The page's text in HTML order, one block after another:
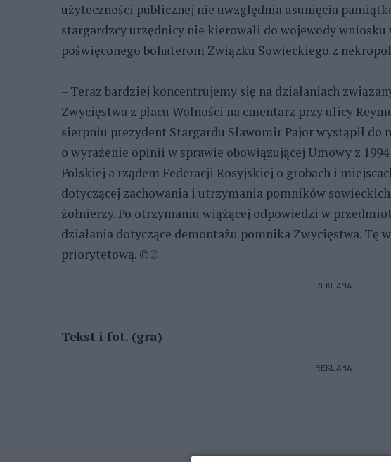
użyteczności publicznej nie uwzględnia usunięcia
stargardzcy urzędnicy nie kierowali do wojewody
poświęconego bohaterom Związku Sowieckiego z
– Teraz bardziej koncentrujemy się na działaniach
Zwycięstwa z placu Wolności na cmentarz przy ulicy
sierpniu prezydent Stargardu Sławomir Pajor wystąpił do
o wyrażenie opinii w sprawie obowiązującej Umowy z
Polskiej a rządem Federacji Rosyjskiej o grobach i
dotyczącej zachowania i utrzymania pomników
żołnierzy. Po otrzymaniu wiążącej odpowiedzi w
działania dotyczące demontażu pomnika Zwycięstwa. Tę
priorytetową. ©℗
REKLAMA
Tekst i fot. (gra)
REKLAMA